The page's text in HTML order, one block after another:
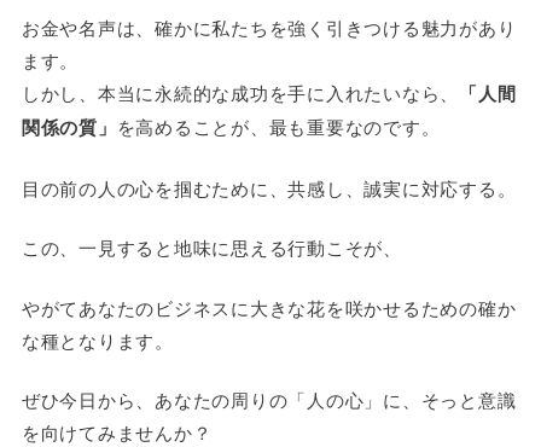
お金や名声は、確かに私たちを強く引きつける魅力があり
ます。
しかし、本当に永続的な成功を手に入れたいなら、
「人間
関係の質」 を高めることが、最も重要なのです。
目の前の人の心を掴むために、共感し、誠実に対応する。
この、一見すると地味に思える行動こそが、
やがてあなたのビジネスに大きな花を咲かせるための確か
な種となります。
ぜひ今日から、あなたの周りの「人の心」に、そっと意識
を向けてみませんか？